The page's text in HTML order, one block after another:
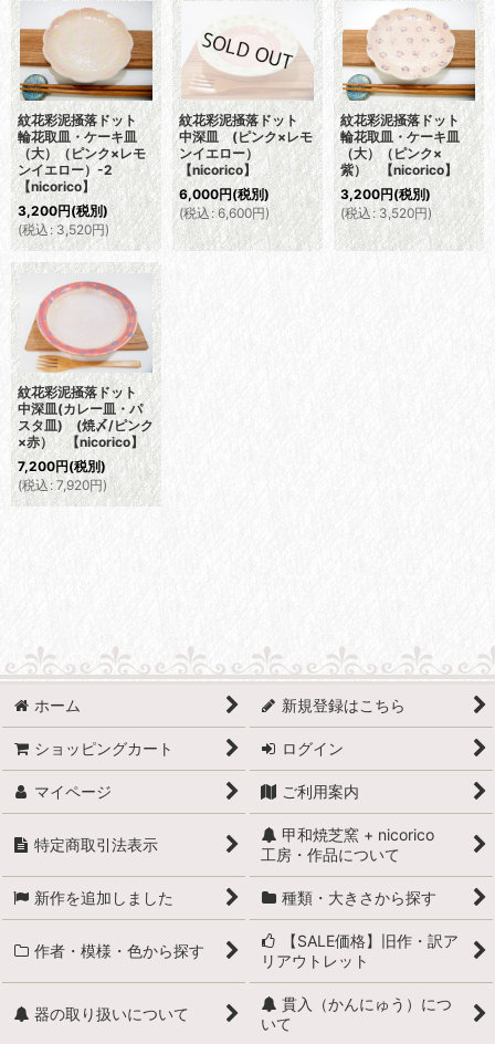
紋花彩泥掻落ドット
輪花取皿・ケーキ皿
（大）（ピンク×レモ
ンイエロー）-2
【nicorico】
3,200円(税別)
(税込 : 3,520円)
紋花彩泥掻落ドット
中深皿 (ピンク×レモ
ンイエロー）
【nicorico】
6,000円(税別)
(税込 : 6,600円)
紋花彩泥掻落ドット
輪花取皿・ケーキ皿
（大）（ピンク×
紫） 【nicorico】
3,200円(税別)
(税込: 3,520円)
紋花彩泥掻落ドット
中深皿(カレー皿・パ
スタ皿) (焼〆/ピンク
×赤） 【nicorico】
7,200円(税別)
(税込 : 7,920円)
ホーム 新規登録はこちら
ショッピングカート ログイン
マイページ ご利用案内
特定商取引法表示
甲和焼芝窯 + nicorico
工房・作品について
新作を追加しました 種類・大きさから探す
作者・模様・色から探す
【SALE価格】旧作・訳ア
リアウトレット
器の取り扱いについて
貫入（かんにゅう）につ
いて